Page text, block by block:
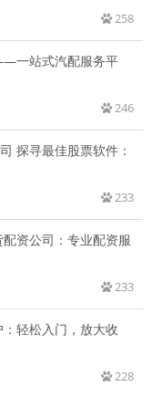
258
一站式汽配服务平
246
探寻最佳股票软件：
233
资公司：专业配资服
233
轻松入门，放大收
228